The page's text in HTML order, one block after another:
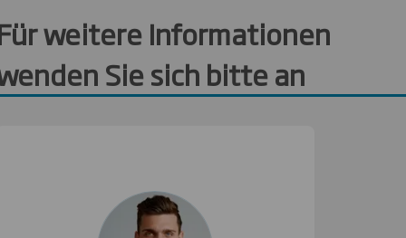
weitere Informationen
Sie sich bitte an